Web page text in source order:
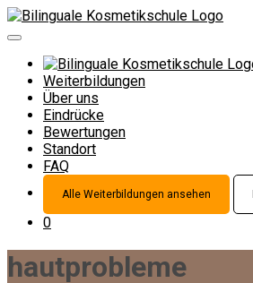
Weiterbildungen
Über uns
Eindrücke
Bewertungen
Standort
FAQ
Alle Weiterbildungen ansehen
0
hautprobleme